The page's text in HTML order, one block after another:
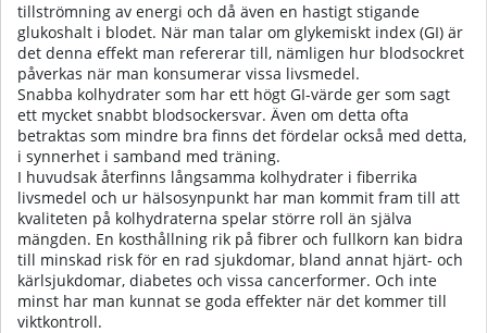
tillströmning av energi och då även en hastigt stigande
glukoshalt i blodet. När man talar om glykemiskt index (GI) är
det denna effekt man refererar till, nämligen hur blodsockret
påverkas när man konsumerar vissa livsmedel.
Snabba kolhydrater som har ett högt GI-värde ger som sagt
ett mycket snabbt blodsockersvar. Även om detta ofta
betraktas som mindre bra finns det fördelar också med detta,
i synnerhet i samband med träning.
I huvudsak återfinns långsamma kolhydrater i fiberrika
livsmedel och ur hälsosynpunkt har man kommit fram till att
kvaliteten på kolhydraterna spelar större roll än själva
mängden. En kosthållning rik på fibrer och fullkorn kan bidra
till minskad risk för en rad sjukdomar, bland annat hjärt- och
kärlsjukdomar, diabetes och vissa cancerformer. Och inte
minst har man kunnat se goda effekter när det kommer till
viktkontroll.